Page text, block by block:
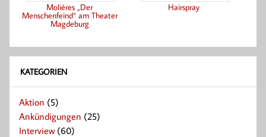
Moliéres „Der
Menschenfeind“ am Theater
Magdeburg
Hairspray
KATEGORIEN
Aktion (5)
Ankündigungen (25)
Interview(60)